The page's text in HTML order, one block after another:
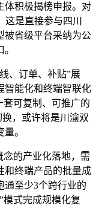
体积极揭榜申报。对
是直接参与四川
省级平台采纳为公
、订单、补贴”展
智能化和终端智联化
套可复制、可推广的
换，或许将是川渝双
。
念的产业化落地，需
和终端产品的批量成
通至少3个跨行业的
模式完成规模化复